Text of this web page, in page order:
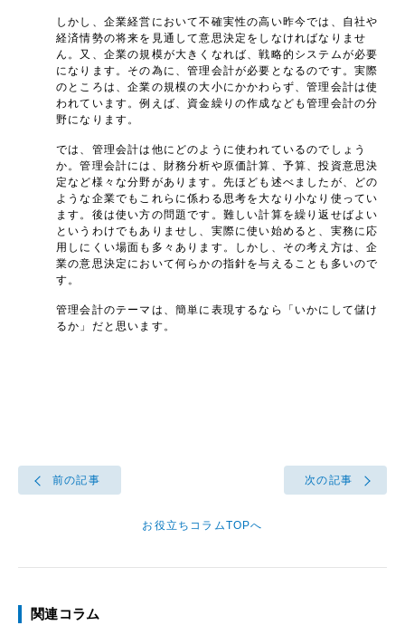
しかし、企業経営において不確実性の高い昨今では、自社や
経済情勢の将来を見通して意思決定をしなければなりませ
ん。又、企業の規模が大きくなれば、戦略的システムが必要
になります。その為に、管理会計が必要となるのです。実際
のところは、企業の規模の大小にかかわらず、管理会計は使
われています。例えば、資金繰りの作成なども管理会計の分
野になります。
では、管理会計は他にどのように使われているのでしょう
か。管理会計には、財務分析や原価計算、予算、投資意思決
定など様々な分野があります。先ほども述べましたが、どの
ような企業でもこれらに係わる思考を大なり小なり使ってい
ます。後は使い方の問題です。難しい計算を繰り返せばよい
というわけでもありませし、実際に使い始めると、実務に応
用しにくい場面も多々あります。しかし、その考え方は、企
業の意思決定において何らかの指針を与えることも多いので
す。
管理会計のテーマは、簡単に表現するなら「いかにして儲け
るか」だと思います。
前の記事
お役立ちコラムTOPへ
次の記事
関連コラム